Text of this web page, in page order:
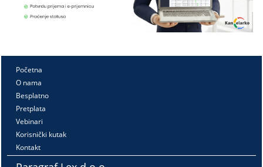
Početna
O nama
Besplatno
Pretplata
Vebinari
Korisnički kutak
Kontakt